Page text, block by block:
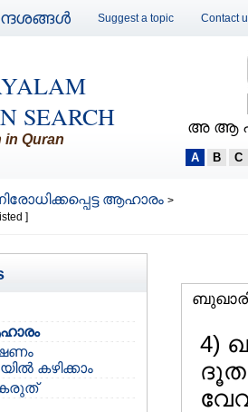
Suggest a topic Contact
SEARCH
in Quran
അ ആ
A B C
ആഹാരം >
]
കഴിക്കാം
4)